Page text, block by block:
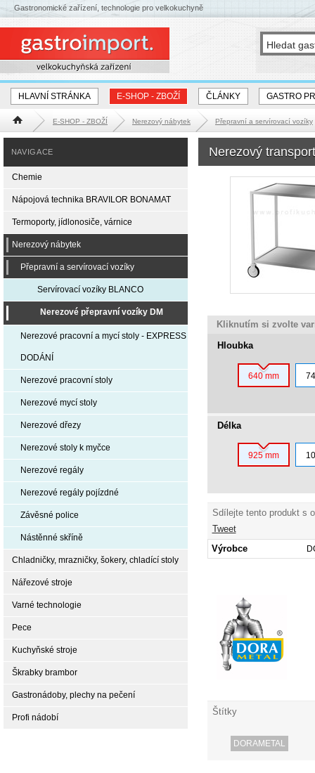
HLAVNÍ STRÁNKA E-SHOP - ZBOŽÍ ČLÁNKY GASTRO
Hlavní stránka E-SHOP - ZBOŽÍ Nerezový nábytek Přepravní a servírovací vozíky
Nerezový
Kliknutím si zvolte
Hloubka
640 mm
Délka
925 mm
Sdílejte tento produkt s
Tweet
Výrobce
Štítky
DORAMETAL
NAVIGACE
Chemie
Nápojová technika BRAVILOR BONAMAT
Termoporty, jídlonosiče, várnice
Nerezový nábytek
Přepravní a servírovací vozíky
Servírovací vozíky BLANCO
Nerezové přepravní vozíky DM
Nerezové pracovní a mycí stoly - EXPRESS
DODÁNÍ
Nerezové pracovní stoly
Nerezové mycí stoly
Nerezové dřezy
Nerezové stoly k myčce
Nerezové regály
Nerezové regály pojízdné
Závěsné police
Nástěnné skříně
Chladničky, mrazničky, šokery, chladící stoly
Nářezové stroje
Varné technologie
Pece
Kuchyňské stroje
Škrabky brambor
Gastronádoby, plechy na pečení
Profi nádobí
Gastronomické zařízení, technologie pro velkokuchyně